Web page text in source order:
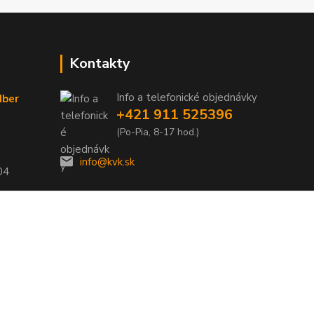
Kontakty
Info a telefonické objednávky
+421 911 525396
(Po-Pia, 8-17 hod.)
info@kvk.sk